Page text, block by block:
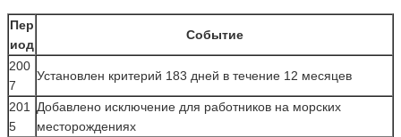
Пер
иод
Событие
200
7
Установлен критерий 183 дней в течение 12 месяцев
201
5
Добавлено исключение для работников на морских
месторождениях